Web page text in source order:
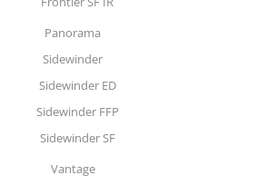
Panorama
Sidewinder
Sidewinder ED
Sidewinder FFP
Sidewinder SF
Vantage